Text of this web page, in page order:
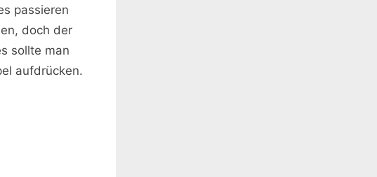
passieren
doch der
sollte man
aufdrücken.